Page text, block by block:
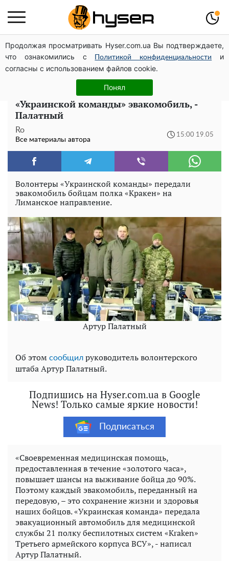
Продолжая просматривать Hyser.com.ua Вы подтверждаете,
что ознакомились с
Политикой конфиденциальности
и
согласны с использованием файлов cookie.
Понял
Новое убежище для осколков ОПЗЖ: как "Партия
мира" Новинского снова появилась в информационном
поле
Бойцы полка «Кракен» получили от
«Украинской команды» эвакомобиль, -
Палатный
Ro
Все материалы автора
15:00 19.05
Волонтеры «Украинской команды» передали
эвакомобиль бойцам полка «Кракен» на
Лиманское направление.
Артур Палатный
Об этом сообщил руководитель волонтерского
штаба Артур Палатный.
Подпишись на Hyser.com.ua в Google
News! Только самые яркие новости!
Подписаться
«Своевременная медицинская помощь,
предоставленная в течение «золотого часа»,
повышает шансы на выживание бойца до 90%.
Поэтому каждый эвакомобиль, переданный на
передовую, – это сохранение жизни и здоровья
наших бойцов. «Украинская команда» передала
эвакуационный автомобиль для медицинской
службы 21 полку беспилотных систем «Kraken»
Третьего армейского корпуса ВСУ», - написал
Артур Палатный.